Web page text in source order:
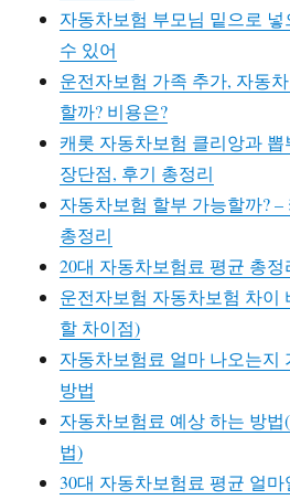
자동차보험 부모님 밑으로
수 있어
운전자보험 가족 추가, 자동
할까? 비용은?
캐롯 자동차보험 클리앙과
장단점, 후기 총정리
자동차보험 할부 가능할까?
총정리
20대 자동차보험료 평균 총
운전자보험 자동차보험 차이
할 차이점)
자동차보험료 얼마 나오는지
방법
자동차보험료 예상 하는 방
법)
30대 자동차보험료 평균 얼